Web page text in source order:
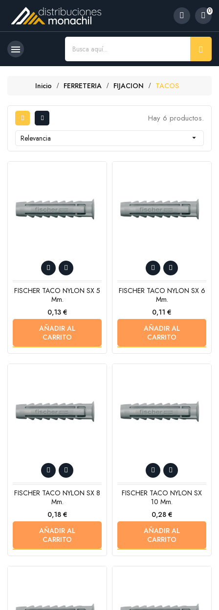
0

Inicio FERRETERIA FIJACION TACOS
Hay 6 productos.
Relevancia 
FISCHER TACO NYLON SX 5
Mm.
Precio
0,13 €
AÑADIR AL
CARRITO
FISCHER TACO NYLON SX 6
Mm.
Precio
0,11 €
AÑADIR AL
CARRITO
FISCHER TACO NYLON SX 8
Mm.
Precio
0,18 €
AÑADIR AL
CARRITO
FISCHER TACO NYLON SX
10 Mm.
Precio
0,28 €
AÑADIR AL
CARRITO